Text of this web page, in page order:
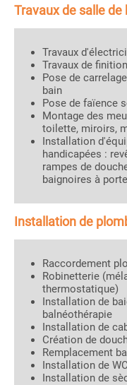
Travaux de salle de
Travaux
Travaux de
Pose de
bain
Pose de faïence
Montage des
toilette, miroirs,
Installation
handicapées :
rampes de
baignoires à
Installation de
Raccordement
Robinetterie
thermostatique)
Installation de
balnéothérapie
Installation de
Création de
Remplacement
Installation de
Installation de